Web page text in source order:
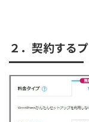
２．契約する